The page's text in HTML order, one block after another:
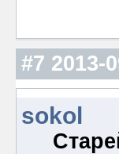
#7 2013-
sokol